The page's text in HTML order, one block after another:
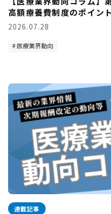
高額療養費制度のポイント
2026.07.28
医療業界動向
連載記事